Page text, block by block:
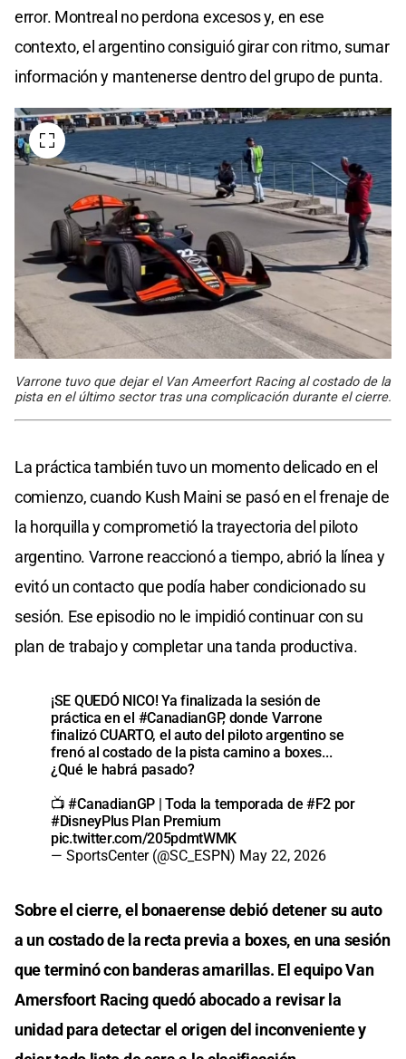
error. Montreal no perdona excesos y, en ese
contexto, el argentino consiguió girar con ritmo, sumar
información y mantenerse dentro del grupo de punta.
Varrone tuvo que dejar el Van Ameerfort Racing al costado de la
pista en el último sector tras una complicación durante el cierre.
La práctica también tuvo un momento delicado en el
comienzo, cuando Kush Maini se pasó en el frenaje de
la horquilla y comprometió la trayectoria del piloto
argentino. Varrone reaccionó a tiempo, abrió la línea y
evitó un contacto que podía haber condicionado su
sesión. Ese episodio no le impidió continuar con su
plan de trabajo y completar una tanda productiva.
¡SE QUEDÓ NICO! Ya finalizada la sesión de
práctica en el #CanadianGP, donde Varrone
finalizó CUARTO, el auto del piloto argentino se
frenó al costado de la pista camino a boxes...
¿Qué le habrá pasado?
📺#CanadianGP | Toda la temporada de #F2 por
#DisneyPlusPlan Premium
pic.twitter.com/205pdmtWMK
— SportsCenter (@SC_ESPN) May 22, 2026
Sobre el cierre, el bonaerense debió detener su auto
a un costado de la recta previa a boxes, en una sesión
que terminó con banderas amarillas. El equipo Van
Amersfoort Racing quedó abocado a revisar la
unidad para detectar el origen del inconveniente y